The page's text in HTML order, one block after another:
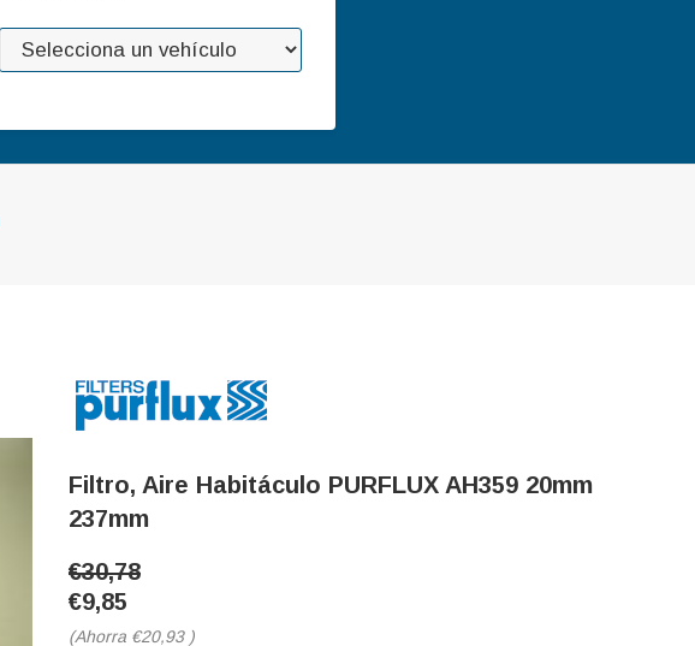
Filtro, Aire Habitáculo PURFLUX AH359 20mm
237mm
€30,78
€9,85
(Ahorra €20,93 )